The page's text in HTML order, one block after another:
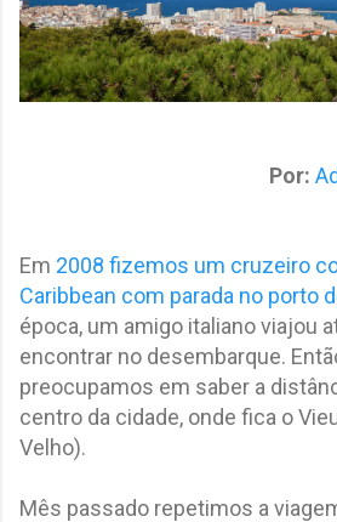
Por:
Em 2008 fizemos um cruzeiro
Caribbean com parada no porto
época, um amigo italiano viajou
encontrar no desembarque.
preocupamos em saber a
centro da cidade, onde fica o
Velho).
Mês passado repetimos a